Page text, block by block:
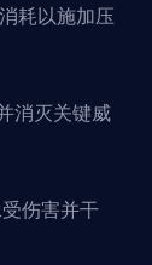
耗以施加压
消灭关键威
伤害并干